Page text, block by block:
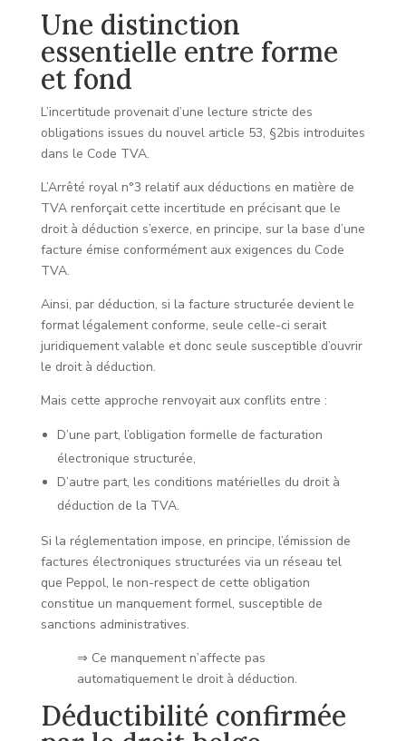
Une distinction
essentielle entre forme
et fond
L’incertitude provenait d’une lecture stricte des
obligations issues du nouvel article 53, §2bis introduites
dans le Code TVA.
L’Arrêté royal n°3 relatif aux déductions en matière de
TVA renforçait cette incertitude en précisant que le
droit à déduction s’exerce, en principe, sur la base d’une
facture émise conformément aux exigences du Code
TVA.
Ainsi, par déduction, si la facture structurée devient le
format légalement conforme, seule celle-ci serait
juridiquement valable et donc seule susceptible d’ouvrir
le droit à déduction.
Mais cette approche renvoyait aux conflits entre :
D’une part, l’obligation formelle de facturation
électronique structurée,
D’autre part, les conditions matérielles du droit à
déduction de la TVA.
Si la réglementation impose, en principe, l’émission de
factures électroniques structurées via un réseau tel
que Peppol, le non-respect de cette obligation
constitue un manquement formel, susceptible de
sanctions administratives.
⇒ Ce manquement n’affecte pas
automatiquement le droit à déduction.
Déductibilité confirmée